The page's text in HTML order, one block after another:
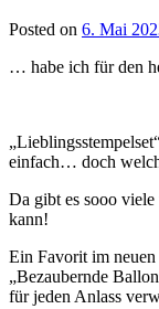
Posted on 6. Mai
… habe ich für den
einfach… doch
Da gibt es sooo viele
kann!
Ein Favorit im
„Bezaubernde
für jeden Anlass